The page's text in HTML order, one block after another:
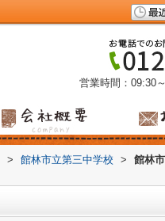
営業時間：09:30
> 館林市立第三中学校 >
館林